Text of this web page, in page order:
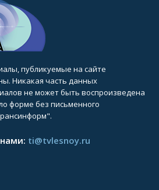
публикуемые на сайте
Никакая часть данных
не может быть воспроизведена
форме без письменного
ti@tvlesnoy.ru